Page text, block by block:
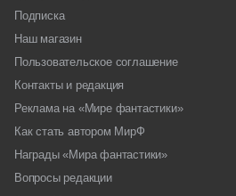
Подписка
Наш магазин
Пользовательское соглашение
Контакты и редакция
Реклама на «Мире фантастики»
Как стать автором МирФ
Награды «Мира фантастики»
Вопросы редакции